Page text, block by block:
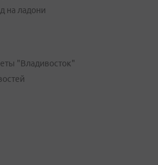
на ладони
"Владивосток"